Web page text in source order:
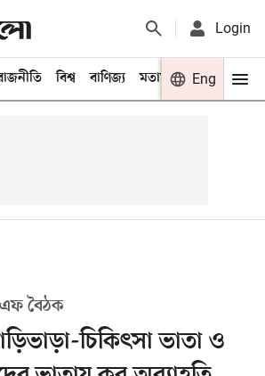
Login
বিশ্ব বাণিজ্য মতামত খেলা
Eng
বৈঠক
চিকিৎসা ভাতা ও